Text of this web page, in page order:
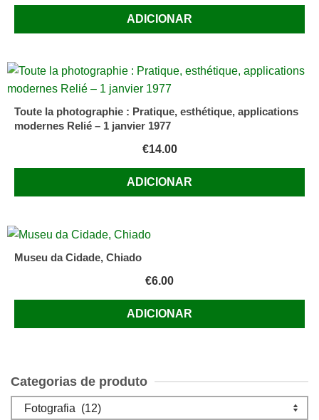
ADICIONAR
Toute la photographie : Pratique, esthétique, applications
modernes Relié – 1 janvier 1977
€14.00
ADICIONAR
Museu da Cidade, Chiado
€6.00
ADICIONAR
Categorias de produto